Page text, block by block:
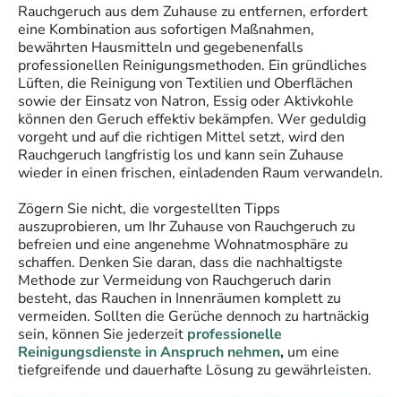
Rauchgeruch aus dem Zuhause zu entfernen, erfordert
eine Kombination aus sofortigen Maßnahmen,
bewährten Hausmitteln und gegebenenfalls
professionellen Reinigungsmethoden. Ein gründliches
Lüften, die Reinigung von Textilien und Oberflächen
sowie der Einsatz von Natron, Essig oder Aktivkohle
können den Geruch effektiv bekämpfen. Wer geduldig
vorgeht und auf die richtigen Mittel setzt, wird den
Rauchgeruch langfristig los und kann sein Zuhause
wieder in einen frischen, einladenden Raum verwandeln.
Zögern Sie nicht, die vorgestellten Tipps
auszuprobieren, um Ihr Zuhause von Rauchgeruch zu
befreien und eine angenehme Wohnatmosphäre zu
schaffen. Denken Sie daran, dass die nachhaltigste
Methode zur Vermeidung von Rauchgeruch darin
besteht, das Rauchen in Innenräumen komplett zu
vermeiden. Sollten die Gerüche dennoch zu hartnäckig
sein, können Sie jederzeit professionelle
Reinigungsdienste in Anspruch nehmen, um eine
tiefgreifende und dauerhafte Lösung zu gewährleisten.